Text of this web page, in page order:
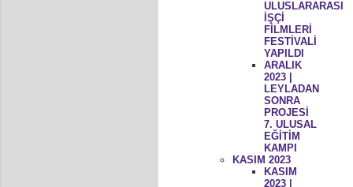
ULUSLARARASI
İŞÇİ
FİLMLERİ
FESTİVALİ
YAPILDI
ARALIK
2023 |
LEYLADAN
SONRA
PROJESİ
7. ULUSAL
EĞİTİM
KAMPI
KASIM 2023
KASIM
2023 |